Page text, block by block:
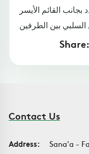
القائم الأيسر
Share:
Contact Us
Address:
Sana'a -